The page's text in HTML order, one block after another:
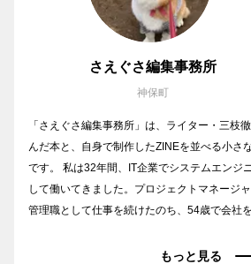
さえぐさ編集事務所
神保町
「さえぐさ編集事務所」は、ライター・三枝
んだ本と、自身で制作したZINEを並べる小さ
です。 私は32年間、IT企業でシステムエンジ
して働いてきました。プロジェクトマネージ
管理職として仕事を続けたのち、54歳で会社
もっと見る